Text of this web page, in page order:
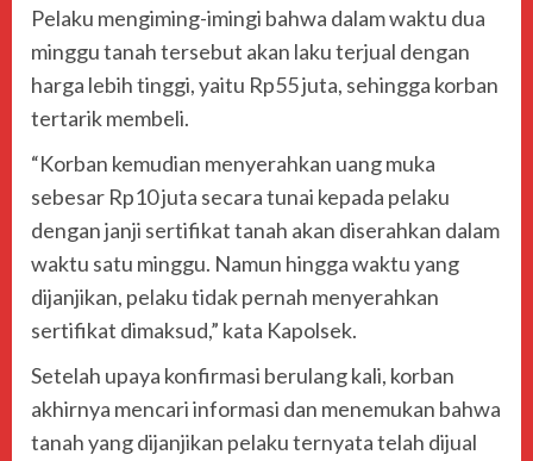
Pelaku mengiming-imingi bahwa dalam waktu dua
minggu tanah tersebut akan laku terjual dengan
harga lebih tinggi, yaitu Rp55 juta, sehingga korban
tertarik membeli.
“Korban kemudian menyerahkan uang muka
sebesar Rp10 juta secara tunai kepada pelaku
dengan janji sertifikat tanah akan diserahkan dalam
waktu satu minggu. Namun hingga waktu yang
dijanjikan, pelaku tidak pernah menyerahkan
sertifikat dimaksud,” kata Kapolsek.
Setelah upaya konfirmasi berulang kali, korban
akhirnya mencari informasi dan menemukan bahwa
tanah yang dijanjikan pelaku ternyata telah dijual